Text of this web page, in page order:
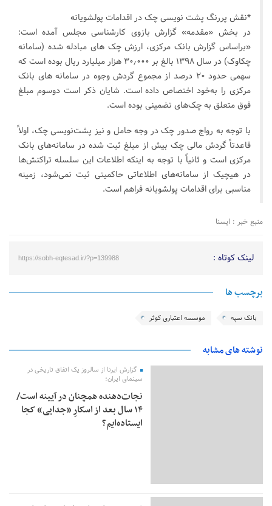
*نقش پررنگ پشت نویسی چک در اقدامات پولشویانه
در بخش «مقدمه» گزارش بازوی کارشناسی مجلس آمده است:
«براساس گزارش بانک مرکزی، ارزش چک های مبادله شده (سامانه
چکاوک) در سال ۱۳۹۸ بالغ بر ۳۰٫۰۰۰ هزار میلیارد ریال بوده است که
سهمی حدود ۲۰ درصد از مجموع گردش وجوه در سامانه های بانک
مرکزی را به‌خود اختصاص داده است. شایان ذکر است دوسوم مبلغ
فوق متعلق به چک‌های تضمینی بوده است.
با توجه به رواج صدور چک در وجه حامل و نیز پشت‌نویسی چک، اولاً
قاعدتاً گردش مالی چک بیش از مبلغ ثبت شده در سامانه‌های بانک
مرکزی است و ثانیاً با توجه به اینکه اطلاعات این سلسله تراکنش‌ها
در هیچیک از سامانه‌های اطلاعاتی حاکمیتی ثبت نمی‌شود، زمینه
مناسبی برای اقدامات پولشویانه فراهم است.
منبع خبر : ایسنا
لینک کوتاه : https://sobh-eqtesad.ir/?p=139988
برچسب ها
بانک سپه موسسه اعتباری کوثر
نوشته های مشابه
گزارش ایرنا از سالروز یک اتفاق تاریخی در
سینمای ایران؛
نجات‌دهنده‌ همچنان در آیینه است/
۱۴ سال بعد از اسکارِ «جدایی» کجا
ایستاده‌ایم؟